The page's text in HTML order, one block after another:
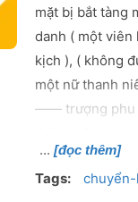
mặt bị bắt tàng
danh ( một
kịch ), ( không
một nữ thanh
—— trượng phu
đại gia khuê
nghỉ thì thôi,
[đọc thêm]
Tags: